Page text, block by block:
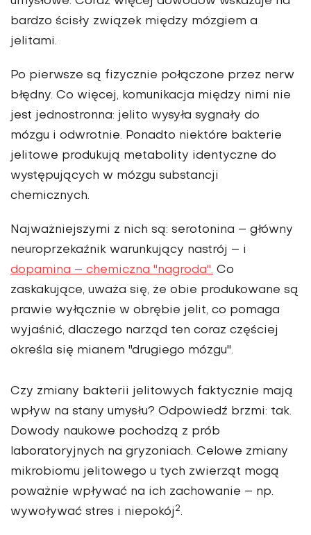
bardzo ścisły związek między mózgiem a
jelitami.
Po pierwsze są fizycznie połączone przez nerw
błędny. Co więcej, komunikacja między nimi nie
jest jednostronna: jelito wysyła sygnały do
mózgu i odwrotnie. Ponadto niektóre bakterie
jelitowe produkują metabolity identyczne do
występujących w mózgu substancji
chemicznych.
Najważniejszymi z nich są: serotonina – główny
neuroprzekaźnik warunkujący nastrój – i
dopamina – chemiczna "nagroda". Co
zaskakujące, uważa się, że obie produkowane są
prawie wyłącznie w obrębie jelit, co pomaga
wyjaśnić, dlaczego narząd ten coraz częściej
określa się mianem "drugiego mózgu".
Czy zmiany bakterii jelitowych faktycznie mają
wpływ na stany umysłu? Odpowiedź brzmi: tak.
Dowody naukowe pochodzą z prób
laboratoryjnych na gryzoniach. Celowe zmiany
mikrobiomu jelitowego u tych zwierząt mogą
poważnie wpływać na ich zachowanie – np.
wywoływać stres i niepokój 2.